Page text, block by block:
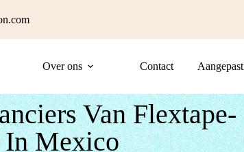
Over ons Contact Aangepast
Van Flextape-
In Mexico